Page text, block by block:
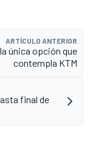
ARTÍCULO ANTERIOR
única opción que
contempla KTM
final de